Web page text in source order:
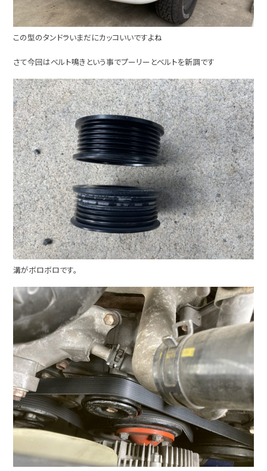
この型のタンドラいまだにカッコいいですよね
さて今回はベルト鳴きという事でプーリーとベルトを新調です
溝がボロボロです。